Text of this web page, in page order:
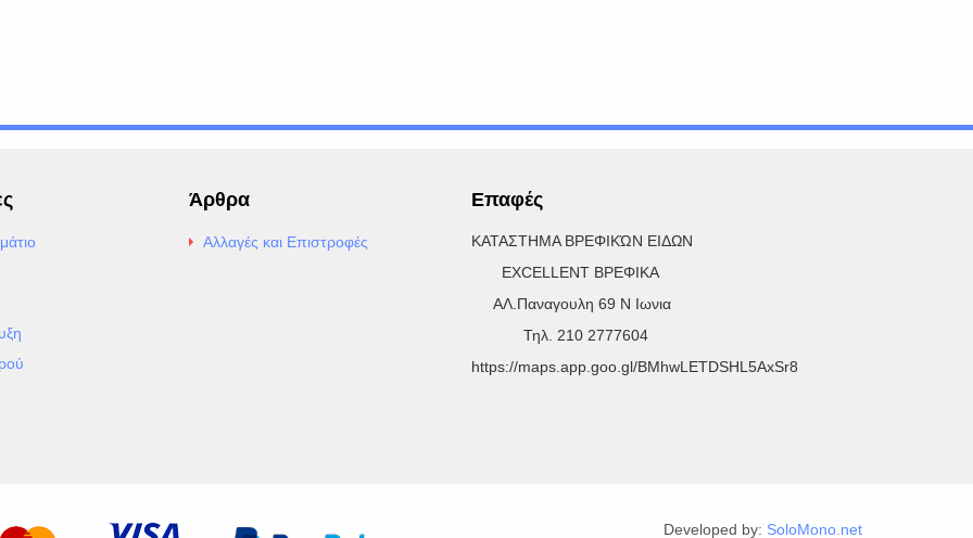
Άρθρα
Αλλαγές και Επιστροφές
Επαφές
ΚΑΤΑΣΤΗΜΑ ΒΡΕΦΙΚΏΝ ΕΙΔΩΝ
EXCELLENT ΒΡΕΦΙΚΑ
ΑΛ.Παναγουλη 69 Ν Ιωνια
Τηλ. 210 2777604
https://maps.app.goo.gl/BMhwLETDSHL5AxSr8
Developed by: SoloMono.net